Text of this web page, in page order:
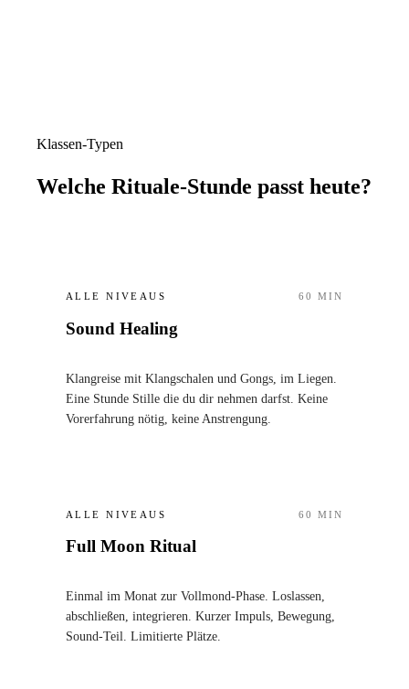
Klassen-Typen
Welche Rituale-Stunde passt heute?
ALLE NIVEAUS 60 MIN
Sound Healing
Klangreise mit Klangschalen und Gongs, im Liegen.
Eine Stunde Stille die du dir nehmen darfst. Keine
Vorerfahrung nötig, keine Anstrengung.
ALLE NIVEAUS 60 MIN
Full Moon Ritual
Einmal im Monat zur Vollmond-Phase. Loslassen,
abschließen, integrieren. Kurzer Impuls, Bewegung,
Sound-Teil. Limitierte Plätze.